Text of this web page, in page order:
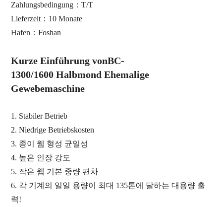
Zahlungsbedingung ：T/T
Lieferzeit ：10 Monate
Hafen ：Foshan
Kurze Einführung vonBC-
1300/1600 Halbmond Ehemalige
Gewebemaschine
1. Stabiler Betrieb
2. Niedrige Betriebskosten
3. 종이
웹 형성 균일성
4. 높은 인장 강도
5. 작은 웹 기본 중량 편차
6. 각 기계의 일일 용량이 최대 135톤에 달하는 대용량 출
력!